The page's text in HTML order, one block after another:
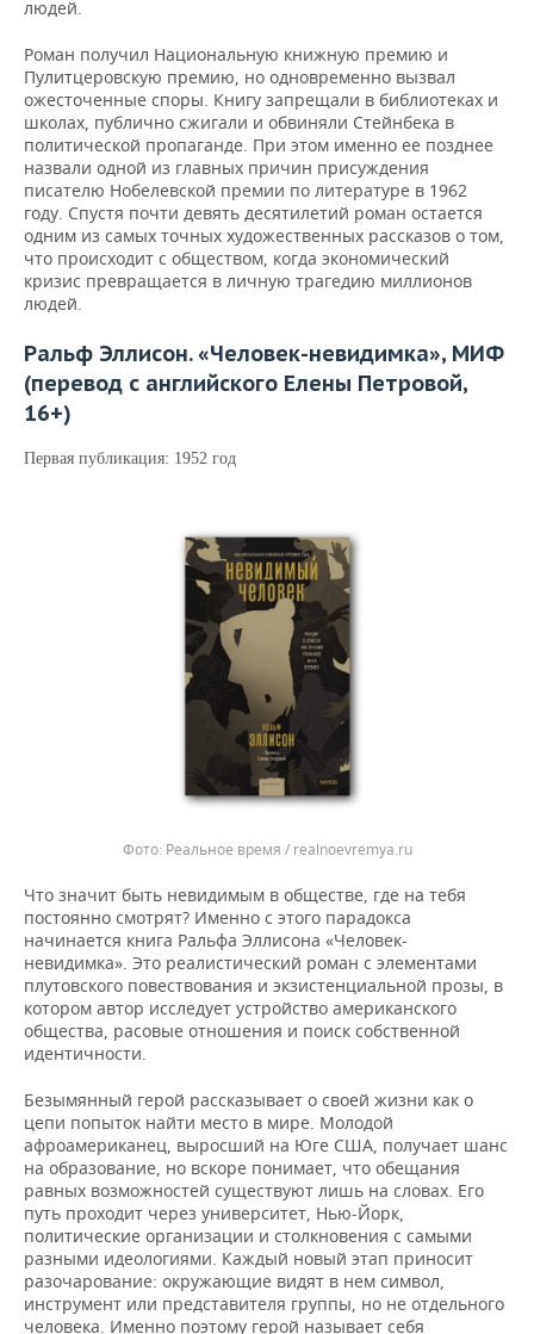
людей.
Роман получил Национальную книжную премию и
Пулитцеровскую премию, но одновременно вызвал
ожесточенные споры. Книгу запрещали в библиотеках и
школах, публично сжигали и обвиняли Стейнбека в
политической пропаганде. При этом именно ее позднее
назвали одной из главных причин присуждения
писателю Нобелевской премии по литературе в 1962
году. Спустя почти девять десятилетий роман остается
одним из самых точных художественных рассказов о том,
что происходит с обществом, когда экономический
кризис превращается в личную трагедию миллионов
людей.
Ральф Эллисон. «Человек-невидимка», МИФ
(перевод с английского Елены Петровой,
16+)
Первая публикация: 1952 год
Реальное время / realnoevremya.ru
Что значит быть невидимым в обществе, где на тебя
постоянно смотрят? Именно с этого парадокса
начинается книга Ральфа Эллисона «Человек-
невидимка». Это реалистический роман с элементами
плутовского повествования и экзистенциальной прозы, в
котором автор исследует устройство американского
общества, расовые отношения и поиск собственной
идентичности.
Безымянный герой рассказывает о своей жизни как о
цепи попыток найти место в мире. Молодой
афроамериканец, выросший на Юге США, получает шанс
на образование, но вскоре понимает, что обещания
равных возможностей существуют лишь на словах. Его
путь проходит через университет, Нью-Йорк,
политические организации и столкновения с самыми
разными идеологиями. Каждый новый этап приносит
разочарование: окружающие видят в нем символ,
инструмент или представителя группы, но не отдельного
человека. Именно поэтому герой называет себя